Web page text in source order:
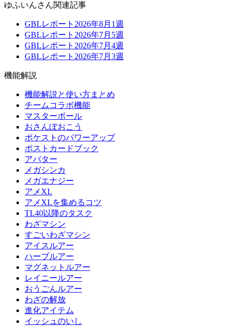
ゆふいんさん関連記事
GBLレポート2026年8月1週
GBLレポート2026年7月5週
GBLレポート2026年7月4週
GBLレポート2026年7月3週
機能解説
機能解説と使い方まとめ
チームコラボ機能
マスターボール
おさんぽおこう
ポケストのパワーアップ
ポストカードブック
アバター
メガシンカ
メガエナジー
アメXL
アメXLを集めるコツ
TL40以降のタスク
わざマシン
すごいわざマシン
アイスルアー
ハーブルアー
マグネットルアー
レイニールアー
おうごんルアー
わざの解放
進化アイテム
イッシュのいし